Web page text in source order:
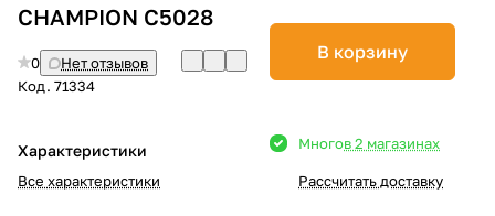
CHAMPION C5028
0
Нет отзывов
Код. 71334
Характеристики
Все характеристики
В корзину
Многов 2 магазинах
Рассчитать доставку
Сегодня
в корзину